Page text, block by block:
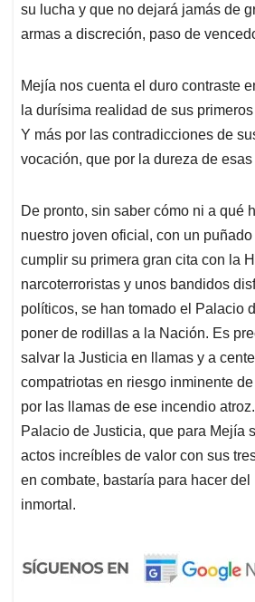
su lucha y que no dejará jamás de
armas a discreción, paso de
Mejía nos cuenta el duro contraste
la durísima realidad de sus
Y más por las contradicciones de
vocación, que por la dureza de
De pronto, sin saber cómo ni a qué
nuestro joven oficial, con un
cumplir su primera gran cita con la
narcoterroristas y unos bandidos
políticos, se han tomado el Palacio
poner de rodillas a la Nación. Es
salvar la Justicia en llamas y a
compatriotas en riesgo inminente
por las llamas de ese incendio
Palacio de Justicia, que para Mejía
actos increíbles de valor con sus
en combate, bastaría para hacer
inmortal.